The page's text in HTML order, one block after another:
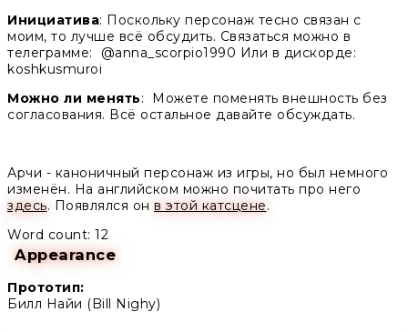
Инициатива: Поскольку персонаж тесно связан с
моим, то лучше всё обсудить. Связаться можно в
телеграмме: @anna_scorpio1990 Или в дискорде:
koshkusmuroi
Можно ли менять: Можете поменять внешность без
согласования. Всё остальное давайте обсуждать.
Арчи - каноничный персонаж из игры, но был немного
изменён. На английском можно почитать про него
здесь. Появлялся он в этой катсцене.
Word count: 12
Appearance
Прототип:
Билл Найи (Bill Nighy)